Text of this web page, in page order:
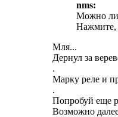
nms:
Можно ли
Нажмите,
Мля...
Дернул за
.
Марку реле и
.
Попробуй еще
Возможно